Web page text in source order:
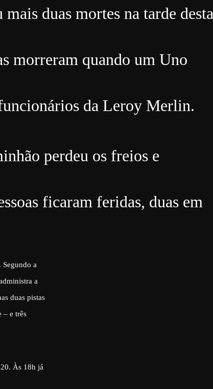
duas mortes na tarde desta
morreram quando um Uno
da Leroy Merlin.
perdeu os freios e
ficaram feridas, duas em
a
a
duas pistas
– e três
Às 18h já